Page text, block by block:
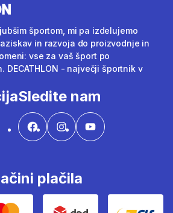
športom, mi pa izdelujemo
in razvoja do proizvodnje in
vse za vaš šport po
DECATHLON - največji športnik v
Sledite nam
plačila